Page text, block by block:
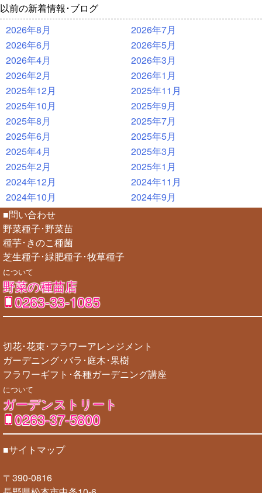
以前の新着情報･ブログ
2026年8月
2026年7月
2026年6月
2026年5月
2026年4月
2026年3月
2026年2月
2026年1月
2025年12月
2025年11月
2025年10月
2025年9月
2025年8月
2025年7月
2025年6月
2025年5月
2025年4月
2025年3月
2025年2月
2025年1月
2024年12月
2024年11月
2024年10月
2024年9月
■問い合わせ
野菜種子･野菜苗
種芋･きのこ種菌
芝生種子･緑肥種子･牧草種子
について
野菜の種苗店
0263-33-1085
切花･花束･フラワーアレンジメント
ガーデニング･バラ･庭木･果樹
フラワーギフト･各種ガーデニング講座
について
ガーデンストリート
0263-37-5800
■サイトマップ
〒390-0816